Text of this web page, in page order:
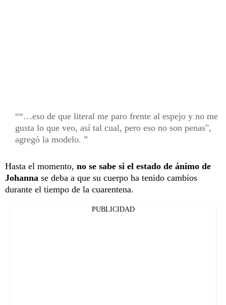
“…eso de que literal me paro frente al espejo y no me
gusta lo que veo, así tal cual, pero eso no son penas",
agregó la modelo.
Hasta el momento, no se sabe si el estado de ánimo de
Johanna se deba a que su cuerpo ha tenido cambios
durante el tiempo de la cuarentena.
PUBLICIDAD